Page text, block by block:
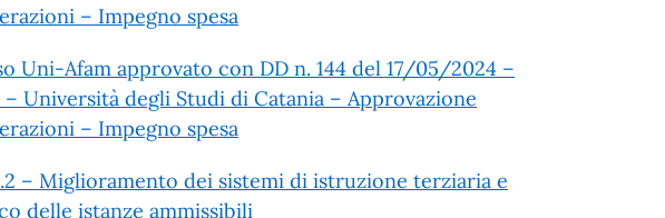
– Impegno spesa
Uni-Afam approvato con DD n. 144 del 17/05/2024 –
Università degli Studi di Catania – Approvazione
– Impegno spesa
– Miglioramento dei sistemi di istruzione terziaria e
delle istanze ammissibili